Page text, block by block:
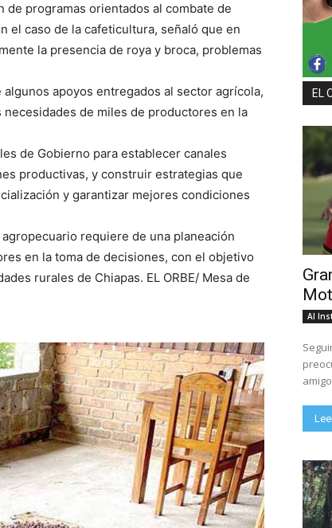
programas orientados al combate de
el caso de la cafeticultura, señaló que en
la presencia de roya y broca, problemas
apoyos entregados al sector agrícola,
de miles de productores en la
de Gobierno para establecer canales
productivas, y construir estrategias que
y garantizar mejores condiciones
requiere de una planeación
en la toma de decisiones, con el objetivo
rurales de Chiapas. EL ORBE/ Mesa de
EL
Al